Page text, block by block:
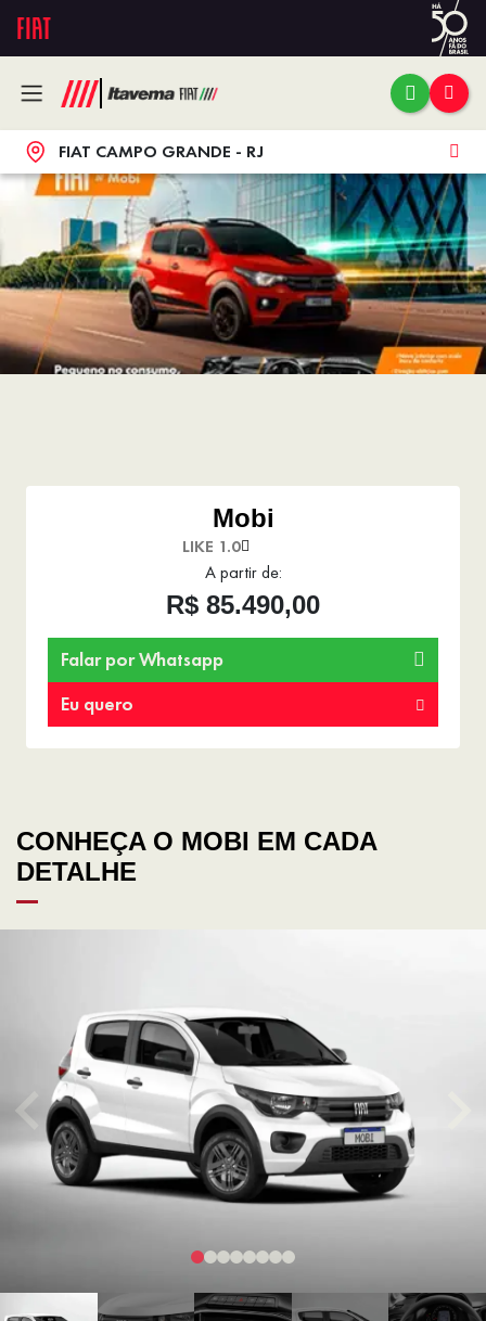
FIAT CAMPO GRANDE - RJ
Mobi
LIKE 1.0
A partir de:
R$ 85.490,00
Falar por Whatsapp
Eu quero
CONHEÇA O MOBI EM CADA
DETALHE